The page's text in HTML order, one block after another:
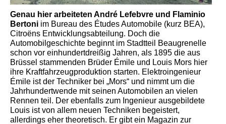
Genau hier arbeiteten André Lefebvre und Flaminio
Bertoni im Bureau des Études Automobile (kurz BEA),
Citroëns Entwicklungsabteilung. Doch die
Automobilgeschichte beginnt im Stadtteil Beaugrenelle
schon vor einhundertdreißig Jahren, als 1895 die aus
Brüssel stammenden Brüder Émile und Louis Mors hier
ihre Kraftfahrzeugproduktion starten. Elektroingenieur
Émile ist der Techniker bei „Mors“ und nimmt um die
Jahrhundertwende mit seinen Automobilen an vielen
Rennen teil. Der ebenfalls zum Ingenieur ausgebildete
Louis ist von allem neuen Techniken begeistert,
allerdings eher theoretisch. Er gibt ein Magazin zur